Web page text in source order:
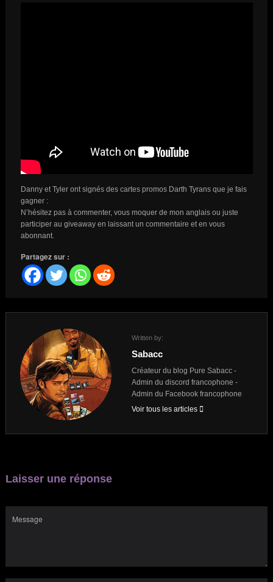
Danny et Tyler ont signés des cartes promos Darth Tyrans que je fais
gagner :
N’hésitez pas à commenter, vous moquer de mon anglais ou juste
participer au giveaway en laissant un commentaire et en vous
abonnant.
Partagez sur :
Written by:
Sabacc
Créateur du blog Pure Sabacc -
Admin du discord francophone -
Admin du Facebook francophone
Voir tous les articles
Laisser une réponse